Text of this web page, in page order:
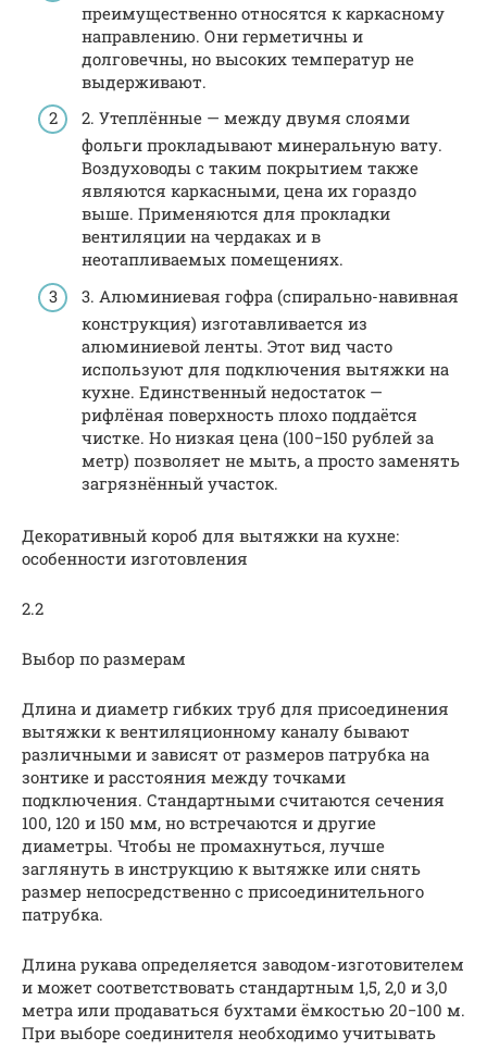
преимущественно относятся к каркасному
направлению. Они герметичны и
долговечны, но высоких температур не
выдерживают.
2. Утеплённые — между двумя слоями
фольги прокладывают минеральную вату.
Воздуховоды с таким покрытием также
являются каркасными, цена их гораздо
выше. Применяются для прокладки
вентиляции на чердаках и в
неотапливаемых помещениях.
3. Алюминиевая гофра (спирально-навивная
конструкция) изготавливается из
алюминиевой ленты. Этот вид часто
используют для подключения вытяжки на
кухне. Единственный недостаток —
рифлёная поверхность плохо поддаётся
чистке. Но низкая цена (100−150 рублей за
метр) позволяет не мыть, а просто заменять
загрязнённый участок.
Декоративный короб для вытяжки на кухне:
особенности изготовления
2.2
Выбор по размерам
Длина и диаметр гибких труб для присоединения
вытяжки к вентиляционному каналу бывают
различными и зависят от размеров патрубка на
зонтике и расстояния между точками
подключения. Стандартными считаются сечения
100, 120 и 150 мм, но встречаются и другие
диаметры. Чтобы не промахнуться, лучше
заглянуть в инструкцию к вытяжке или снять
размер непосредственно с присоединительного
патрубка.
Длина рукава определяется заводом-изготовителем
и может соответствовать стандартным 1,5, 2,0 и 3,0
метра или продаваться бухтами ёмкостью 20−100 м.
При выборе соединителя необходимо учитывать